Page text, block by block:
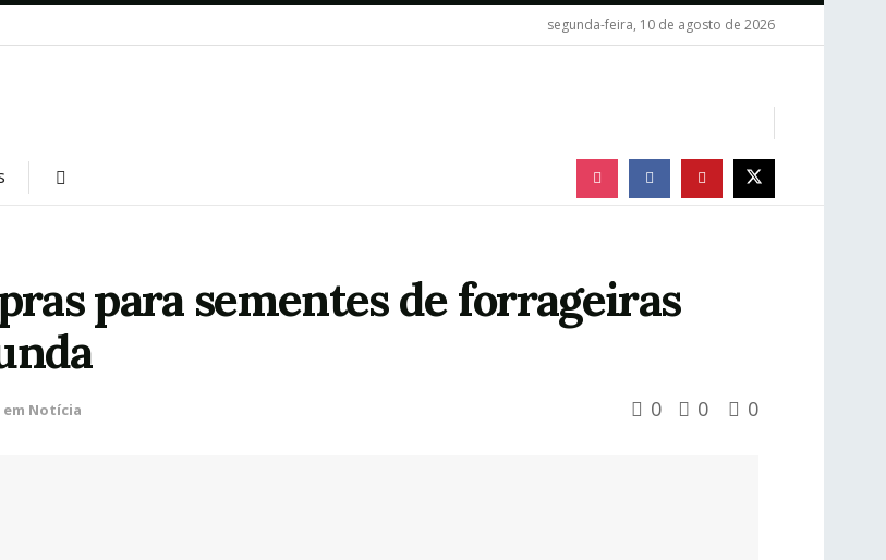
segunda-feira, 10 de agosto de 2026
para sementes de forrageiras
em Notícia 0 0 0